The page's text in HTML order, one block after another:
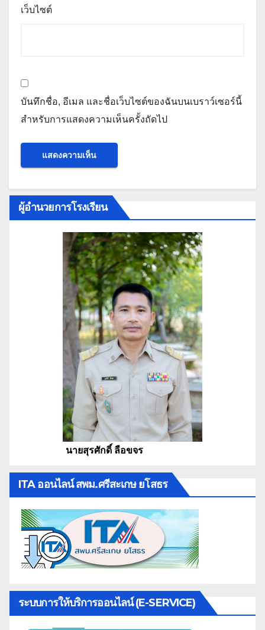
เว็บไซต์
บันทึกชื่อ, อีเมล และชื่อเว็บไซต์ของฉันบนเบราว์เซอร์นี้
สำหรับการแสดงความเห็นครั้งถัดไป
ผู้อำนวยการโรงเรียน
นายสุรศักดิ์ ลือขจร
ITA ออนไลน์ สพม.ศรีสะเกษ ยโสธร
ระบบการให้บริการออนไลน์ (E-SERVICE)